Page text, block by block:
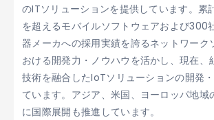
のITソリューションを提供しています。累
を超えるモバイルソフトウェアおよび300
器メーカへの採用実績を誇るネットワーク
おける開発力・ノウハウを活かし、現在、
技術を融合したIoTソリューションの開発
ています。アジア、米国、ヨーロッパ地域
に国際展開も推進しています。